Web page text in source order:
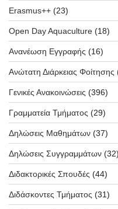
Erasmus++ (23)
Open Day Aquaculture (18)
Ανανέωση Εγγραφής (16)
Ανώτατη Διάρκειας Φοίτησης
Γενικές Ανακοινώσεις (396)
Γραμματεία Τμήματος (29)
Δηλώσεις Μαθημάτων (37)
Δηλώσεις Συγγραμμάτων (32)
Διδακτορικές Σπουδές (44)
Διδάσκοντες Τμήματος (31)